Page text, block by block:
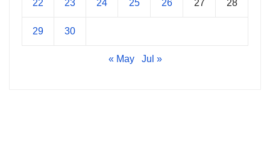
22 23 24 25 26 27 28
29 30
« May Jul »